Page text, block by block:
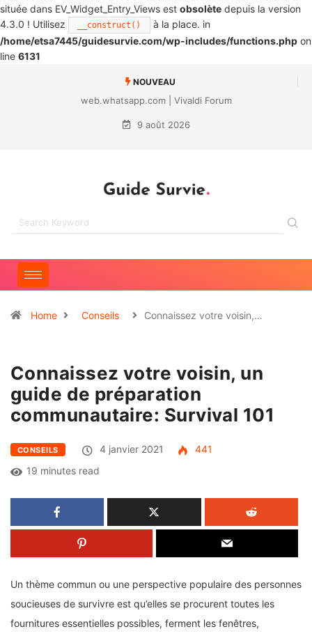
située dans EV_Widget_Entry_Views est obsolète depuis la version
4.3.0 ! Utilisez
__construct()
à la place. in
/home/etsa7445/guidesurvie.com/wp-includes/functions.php on
line 6131
NOUVEAU
web.whatsapp.com | Vivaldi Forum
9 août 2026
Home Conseils Connaissez votre voisin,…
Connaissez votre voisin, un
guide de préparation
communautaire: Survival 101
CONSEILS 4 janvier 2021
441
19 minutes read
Un thème commun ou une perspective populaire des personnes
soucieuses de survivre est qu’elles se procurent toutes les
fournitures essentielles possibles, ferment les fenêtres,